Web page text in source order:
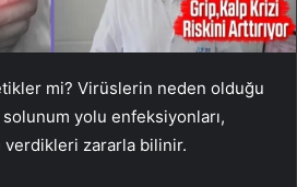
mi? Virüslerin neden olduğu
yolu enfeksiyonları,
zararla bilinir.